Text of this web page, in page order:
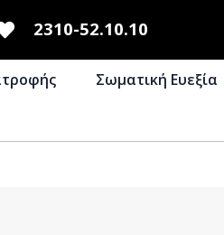
2310-52.10.10
Σωματική Ευεξία